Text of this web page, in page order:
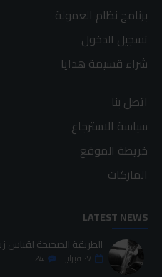
برنامج نظام العمولة
تسجيل الدخول
شراء قسيمة هدايا
اتصل بنا
سياسة الاسترجاع
خريطة الموقع
الماركات
LATEST NEWS
الطريقة الصحيحة لقياس
٠٧ فبراير 24